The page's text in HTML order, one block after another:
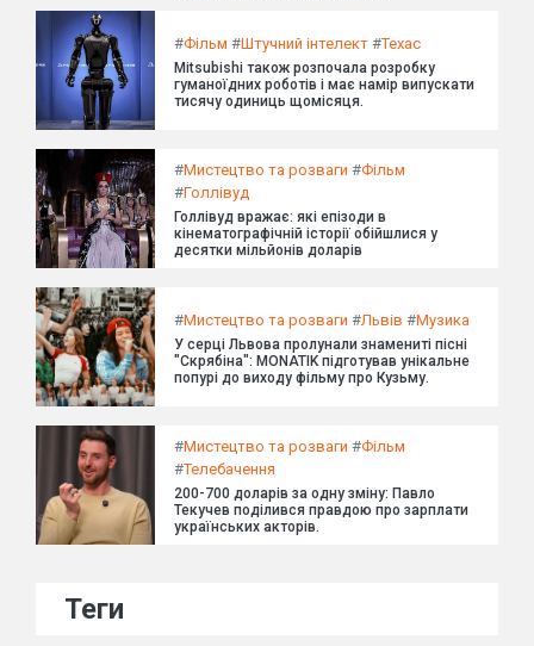
#Фільм #Штучний інтелект #Техас
Mitsubishi також розпочала розробку
гуманоїдних роботів і має намір випускати
тисячу одиниць щомісяця.
#Мистецтво та розваги #Фільм
#Голлівуд
Голлівуд вражає: які епізоди в
кінематографічній історії обійшлися у
десятки мільйонів доларів
#Мистецтво та розваги #Львів #Музика
У серці Львова пролунали знамениті пісні
"Скрябіна": MONATIK підготував унікальне
попурі до виходу фільму про Кузьму.
#Мистецтво та розваги #Фільм
#Телебачення
200-700 доларів за одну зміну: Павло
Текучев поділився правдою про зарплати
українських акторів.
Теги